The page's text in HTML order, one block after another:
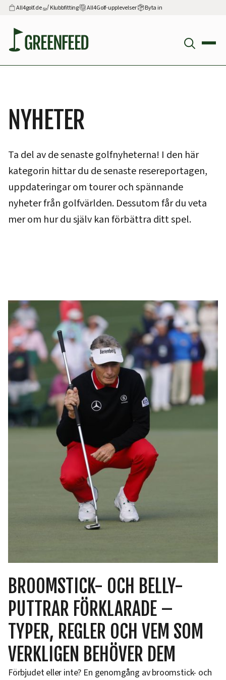
All4golf.de Klubbfitting All4Golf-upplevelser Byta in
NYHETER
Ta del av de senaste golfnyheterna! I den här
kategorin hittar du de senaste resereportagen,
uppdateringar om tourer och spännande
nyheter från golfvärlden. Dessutom får du veta
mer om hur du själv kan förbättra ditt spel.
BROOMSTICK- OCH BELLY-
PUTTRAR FÖRKLARADE –
TYPER, REGLER OCH VEM SOM
VERKLIGEN BEHÖVER DEM
Förbjudet eller inte? En genomgång av broomstick- och